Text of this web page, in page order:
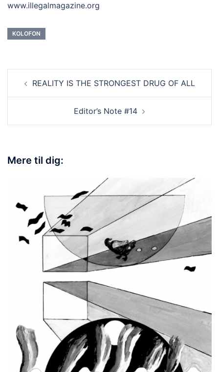
www.illegalmagazine.org
KOLOFON
REALITY IS THE STRONGEST DRUG OF ALL
Editor’s Note #14
Mere til dig: